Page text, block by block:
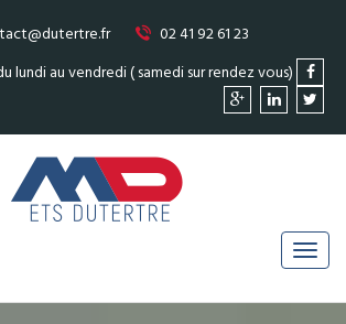
02 41 92 61 23
lundi au vendredi ( samedi sur rendez vous)